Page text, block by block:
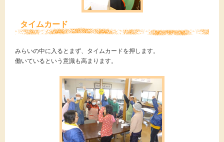
タイムカード
みらいの中に入るとまず、タイムカードを押します。
働いているという意識も高まります。